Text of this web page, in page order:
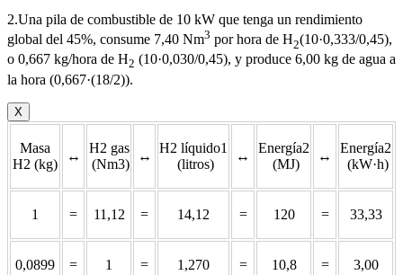
2.Una pila de combustible de 10 kW que tenga un rendimiento
global del 45%, consume 7,40 Nm3 por hora de H2(10·0,333/0,45),
o 0,667 kg/hora de H2 (10·0,030/0,45), y produce 6,00 kg de agua a
la hora (0,667·(18/2)).
X
Masa
H2 (kg)
↔
H2 gas
(Nm3)
↔
H2 líquido1
(litros)
↔
Energía2
(MJ)
↔
Energía2
(kW·h)
1 = 11,12 = 14,12 = 120 = 33,33
0,0899 = 1 = 1,270 = 10,8 = 3,00